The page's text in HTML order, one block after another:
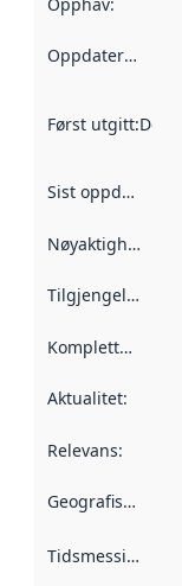
Oppdateringsfrekvens
Først utgitt:
Sist oppdatert
Nøyaktighet
Tilgjengelighet
Kompletthet
Aktualitet:
Relevans:
Geografisk avgrensning
Tidsmessig avgrensning